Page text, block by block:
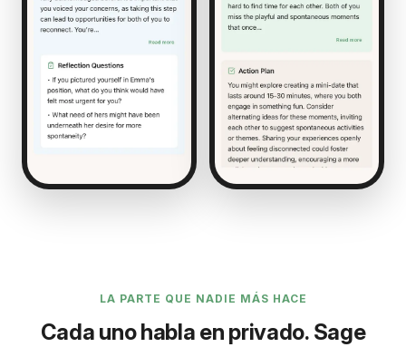
LA PARTE QUE NADIE MÁS HACE
Cada uno habla en privado. Sage